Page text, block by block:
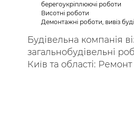
берегоукріплюючі роботи
Висотні роботи
Демонтажні роботи, вивіз
Будівельна компанія
загальнобудівельні
Київ та області: Ремонт